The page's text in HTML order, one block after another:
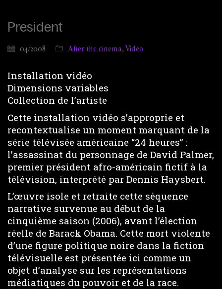
President
04/2008 After the cinema,Video
Installation vidéo
Dimensions variables
Collection de l’artiste
Cette installation vidéo s’approprie et
recontextualise un moment marquant de la
série télévisée américaine “24 heures” :
l’assassinat du personnage de David Palmer,
premier président afro-américain fictif à la
télévision, interprété par Dennis Haysbert.
L’œuvre isole et retraite cette séquence
narrative survenue au début de la
cinquième saison (2006), avant l’élection
réelle de Barack Obama. Cette mort violente
d’une figure politique noire dans la fiction
télévisuelle est présentée ici comme un
objet d’analyse sur les représentations
médiatiques du pouvoir et de la race.